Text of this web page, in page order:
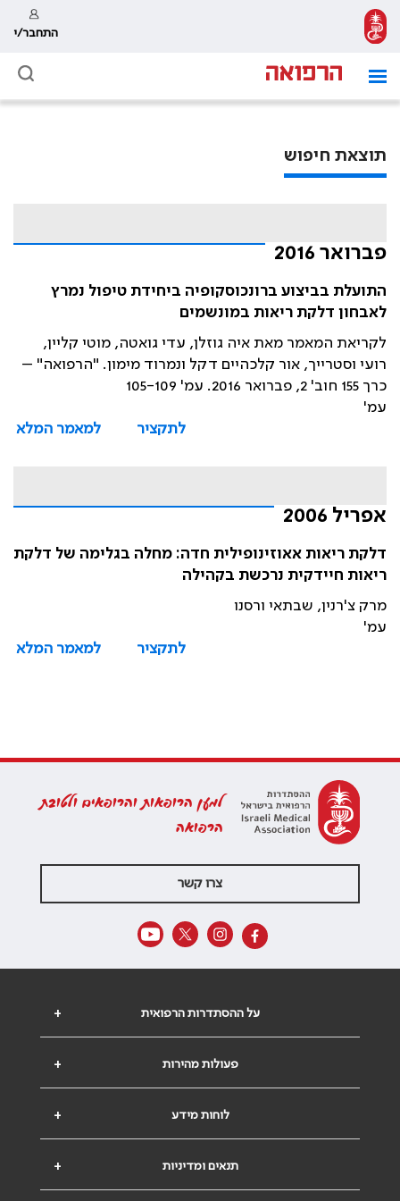
התחבר/י
תוצאת חיפוש
פברואר 2016
התועלת בביצוע ברונכוסקופיה ביחידת טיפול נמרץ
לאבחון דלקת ריאות במונשמים
לקריאת המאמר מאת איה גוזלן, עדי גואטה, מוטי קליין,
רועי וסטרייך, אור קלכהיים דקל ונמרוד מימון. "הרפואה" –
כרך 155 חוב' 2, פברואר 2016. עמ' 105-109
עמ'
לתקציר
למאמר המלא
אפריל 2006
דלקת ריאות אאוזינופילית חדה: מחלה בגלימה של דלקת
ריאות חיידקית נרכשת בקהילה
מרק צ'רנין, שבתאי ורסנו
עמ'
לתקציר
למאמר המלא
למען הרופאות והרופאים ולטובת
הרפואה
צרו קשר
+ על ההסתדרות הרפואית
+ פעולות מהירות
+ לוחות מידע
+ תנאים ומדיניות